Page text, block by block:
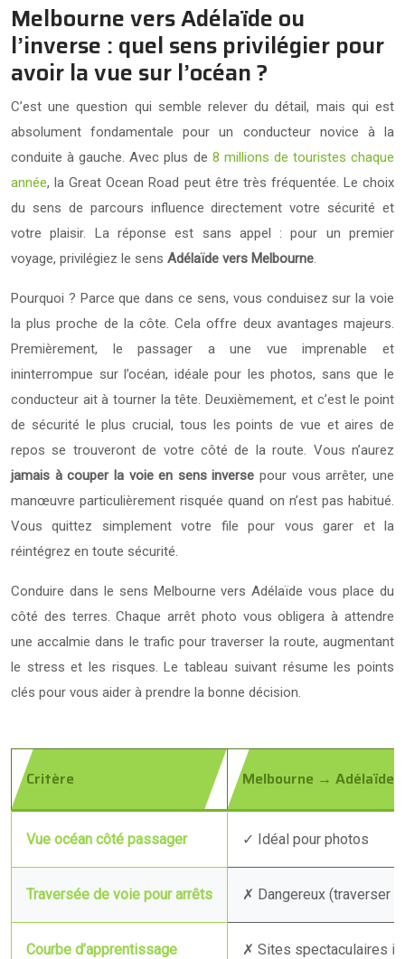
Melbourne vers Adélaïde ou
l’inverse : quel sens privilégier pour
avoir la vue sur l’océan ?
C’est une question qui semble relever du détail, mais qui est
absolument fondamentale pour un conducteur novice à la
conduite à gauche. Avec plus de 8 millions de touristes chaque
année, la Great Ocean Road peut être très fréquentée. Le choix
du sens de parcours influence directement votre sécurité et
votre plaisir. La réponse est sans appel : pour un premier
voyage, privilégiez le sens Adélaïde vers Melbourne.
Pourquoi ? Parce que dans ce sens, vous conduisez sur la voie
la plus proche de la côte. Cela offre deux avantages majeurs.
Premièrement, le passager a une vue imprenable et
ininterrompue sur l’océan, idéale pour les photos, sans que le
conducteur ait à tourner la tête. Deuxièmement, et c’est le point
de sécurité le plus crucial, tous les points de vue et aires de
repos se trouveront de votre côté de la route. Vous n’aurez
jamais à couper la voie en sens inverse pour vous arrêter, une
manœuvre particulièrement risquée quand on n’est pas habitué.
Vous quittez simplement votre file pour vous garer et la
réintégrez en toute sécurité.
Conduire dans le sens Melbourne vers Adélaïde vous place du
côté des terres. Chaque arrêt photo vous obligera à attendre
une accalmie dans le trafic pour traverser la route, augmentant
le stress et les risques. Le tableau suivant résume les points
clés pour vous aider à prendre la bonne décision.
Critère Melbourne → Adélaïde
Vue océan côté passager ✓ Idéal pour photos
Traversée de voie pour arrêts ✗ Dangereux (traverser
Courbe d’apprentissage ✗ Sites spectaculaires